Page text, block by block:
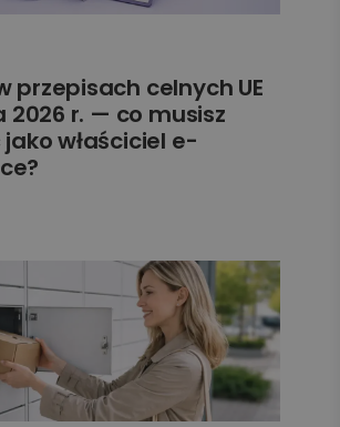
przepisach celnych UE
2026 r. — co musisz
właściciel e-